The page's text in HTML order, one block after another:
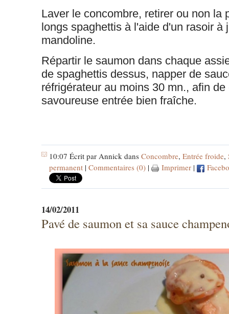
Laver le concombre, retirer ou non la
longs spaghettis à l'aide d'un rasoir à
mandoline.
Répartir le saumon dans chaque
de spaghettis dessus, napper de
réfrigérateur au moins 30 mn., afin
savoureuse entrée bien fraîche.
10:07 Écrit par Annick dans Concombre, Entrée froide,
permanent | Commentaires (0) | Imprimer |
14/02/2011
Pavé de saumon et sa sauce